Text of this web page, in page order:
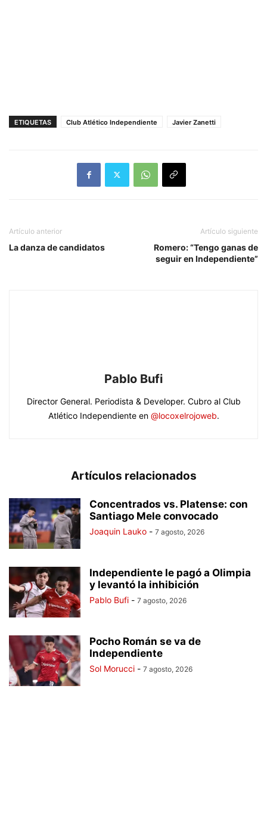
ETIQUETAS Club Atlético Independiente Javier Zanetti
Artículo anterior
La danza de candidatos
Artículo siguiente
Romero: “Tengo ganas de
seguir en Independiente”
Pablo Bufi
Director General. Periodista & Developer. Cubro al Club
Atlético Independiente en @locoxelrojoweb.
Artículos relacionados
Concentrados vs. Platense: con
Santiago Mele convocado
Joaquin Lauko - 7 agosto, 2026
Independiente le pagó a Olimpia
y levantó la inhibición
Pablo Bufi - 7 agosto, 2026
Pocho Román se va de
Independiente
Sol Morucci - 7 agosto, 2026